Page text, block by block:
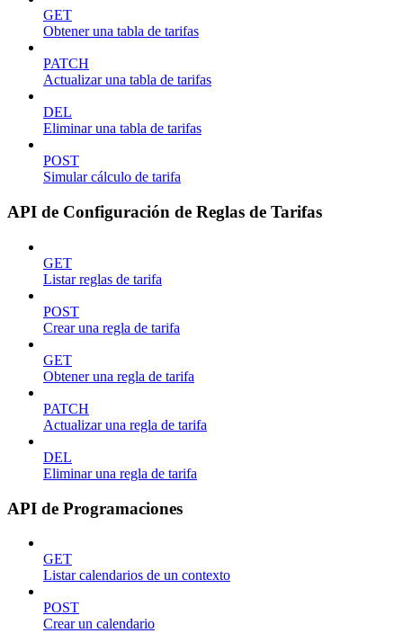
GET
Obtener una tabla de tarifas
PATCH
Actualizar una tabla de tarifas
DEL
Eliminar una tabla de tarifas
POST
Simular cálculo de tarifa
API de Configuración de Reglas de Tarifas
GET
Listar reglas de tarifa
POST
Crear una regla de tarifa
GET
Obtener una regla de tarifa
PATCH
Actualizar una regla de tarifa
DEL
Eliminar una regla de tarifa
API de Programaciones
GET
Listar calendarios de un contexto
POST
Crear un calendario